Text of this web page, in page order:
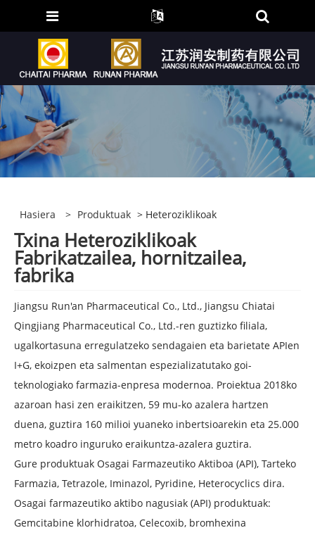
Hasiera > Produktuak > Heteroziklikoak
Txina Heteroziklikoak
Fabrikatzailea, hornitzailea,
fabrika
Jiangsu Run'an Pharmaceutical Co., Ltd., Jiangsu Chiatai
Qingjiang Pharmaceutical Co., Ltd.-ren guztizko filiala,
ugalkortasuna erregulatzeko sendagaien eta barietate APIen
I+G, ekoizpen eta salmentan espezializatutako goi-
teknologiako farmazia-enpresa modernoa. Proiektua 2018ko
azaroan hasi zen eraikitzen, 59 mu-ko azalera hartzen
duena, guztira 160 milioi yuaneko inbertsioarekin eta 25.000
metro koadro inguruko eraikuntza-azalera guztira.
Gure produktuak Osagai Farmazeutiko Aktiboa (API), Tarteko
Farmazia, Tetrazole, Iminazol, Pyridine, Heterocyclics dira.
Osagai farmazeutiko aktibo nagusiak (API) produktuak:
Gemcitabine klorhidratoa, Celecoxib, bromhexina